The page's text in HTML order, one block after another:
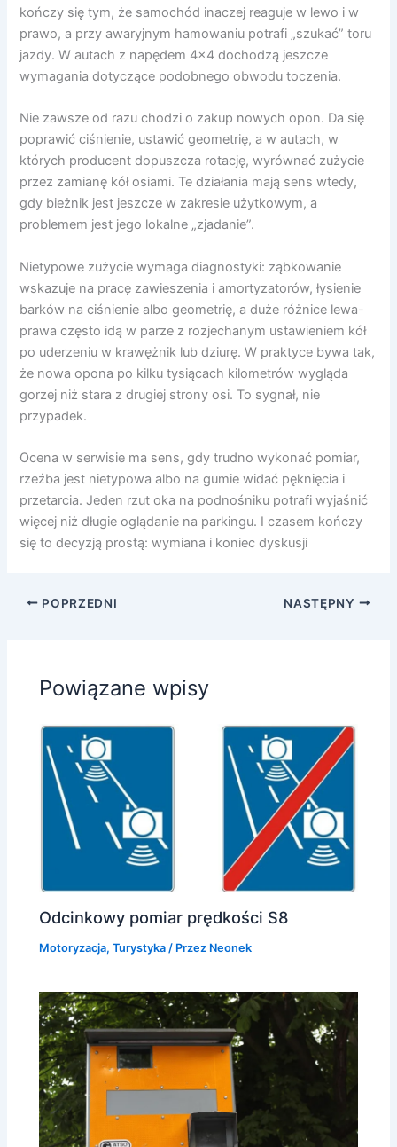
kończy się tym, że samochód inaczej reaguje w lewo i w
prawo, a przy awaryjnym hamowaniu potrafi „szukać” toru
jazdy. W autach z napędem 4×4 dochodzą jeszcze
wymagania dotyczące podobnego obwodu toczenia.
Nie zawsze od razu chodzi o zakup nowych opon. Da się
poprawić ciśnienie, ustawić geometrię, a w autach, w
których producent dopuszcza rotację, wyrównać zużycie
przez zamianę kół osiami. Te działania mają sens wtedy,
gdy bieżnik jest jeszcze w zakresie użytkowym, a
problemem jest jego lokalne „zjadanie”.
Nietypowe zużycie wymaga diagnostyki: ząbkowanie
wskazuje na pracę zawieszenia i amortyzatorów, łysienie
barków na ciśnienie albo geometrię, a duże różnice lewa-
prawa często idą w parze z rozjechanym ustawieniem kół
po uderzeniu w krawężnik lub dziurę. W praktyce bywa tak,
że nowa opona po kilku tysiącach kilometrów wygląda
gorzej niż stara z drugiej strony osi. To sygnał, nie
przypadek.
Ocena w serwisie ma sens, gdy trudno wykonać pomiar,
rzeźba jest nietypowa albo na gumie widać pęknięcia i
przetarcia. Jeden rzut oka na podnośniku potrafi wyjaśnić
więcej niż długie oglądanie na parkingu. I czasem kończy
się to decyzją prostą: wymiana i koniec dyskusji
POPRZEDNI NASTĘPNY
Powiązane wpisy
Odcinkowy pomiar prędkości S8
Motoryzacja,Turystyka / Przez Neonek